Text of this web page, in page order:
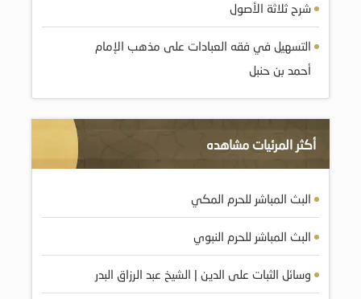
شرح ثلاثة الأصول
التسهيل في فقه العبادات على مذهب الإمام
أحمد بن حنبل
أكثر المرئيات مشاهده
البث المباشر للحرم المكي
البث المباشر للحرم النبوي
وسائل الثبات على الدين | الشيخ عبد الرزاق البدر